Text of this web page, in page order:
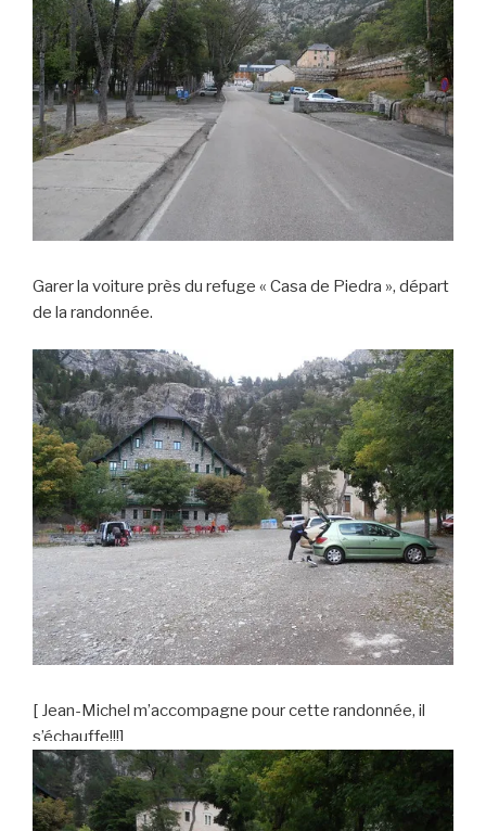
Garer la voiture près du refuge « Casa de Piedra », départ
de la randonnée.
[ Jean-Michel m’accompagne pour cette randonnée, il
s’échauffe!!!]